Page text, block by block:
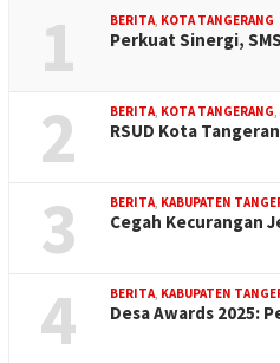
1 BERITA, KOTA TANGERANG
Perkuat Sinergi,
2 BERITA, KOTA TANGERANG,
RSUD Kota
3 BERITA, KABUPATEN
Cegah Kecurangan
4 BERITA, KABUPATEN
Desa Awards 2025: